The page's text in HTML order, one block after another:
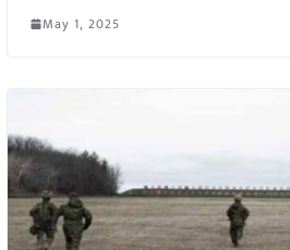
May 1, 2025